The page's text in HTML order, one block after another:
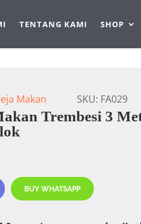
TENTANG KAMI SHOP
Makan SKU: FA029
Trembesi 3
BUY WHATSAPP